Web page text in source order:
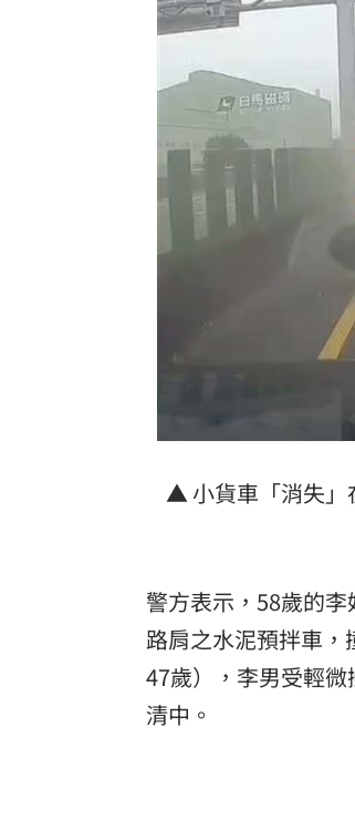
▲ 小貨車「消失」
警方表示，58歲的
路肩之水泥預拌車，
47歲），李男受輕
清中。